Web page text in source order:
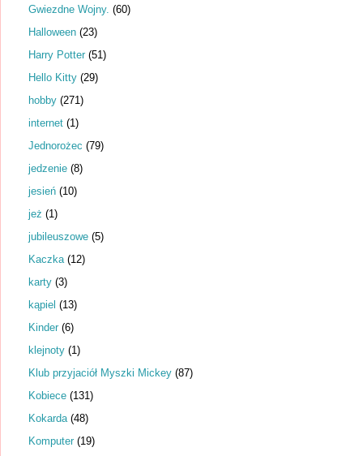
Gwiezdne Wojny. (60)
Halloween (23)
Harry Potter (51)
Hello Kitty (29)
hobby (271)
internet (1)
Jednorożec (79)
jedzenie (8)
jesień (10)
jeż (1)
jubileuszowe (5)
Kaczka (12)
karty (3)
kąpiel (13)
Kinder (6)
klejnoty (1)
Klub przyjaciół Myszki Mickey (87)
Kobiece (131)
Kokarda (48)
Komputer (19)